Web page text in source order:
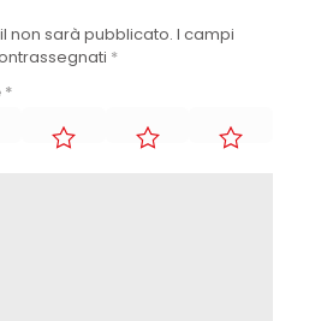
non sarà pubblicato. I campi
*
*